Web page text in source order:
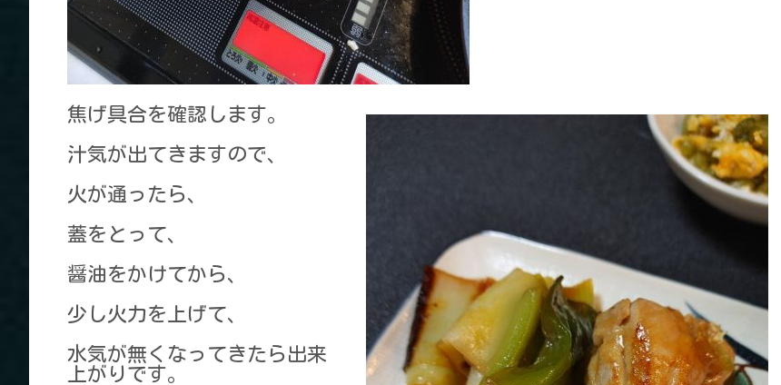
焦げ具合を確認します。
汁気が出てきますので、
火が通ったら、
蓋をとって、
醤油をかけてから、
少し火力を上げて、
水気が無くなってきたら出来
上がりです。